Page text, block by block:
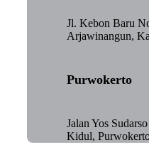
Jl. Kebon Baru
Arjawinangun,
Purwokerto
Jalan Yos
Kidul,